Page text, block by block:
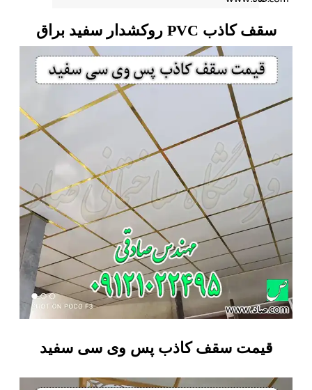
سقف کاذب PVC روکشدار سفید براق
قیمت سقف کاذب پس وی سی سفید